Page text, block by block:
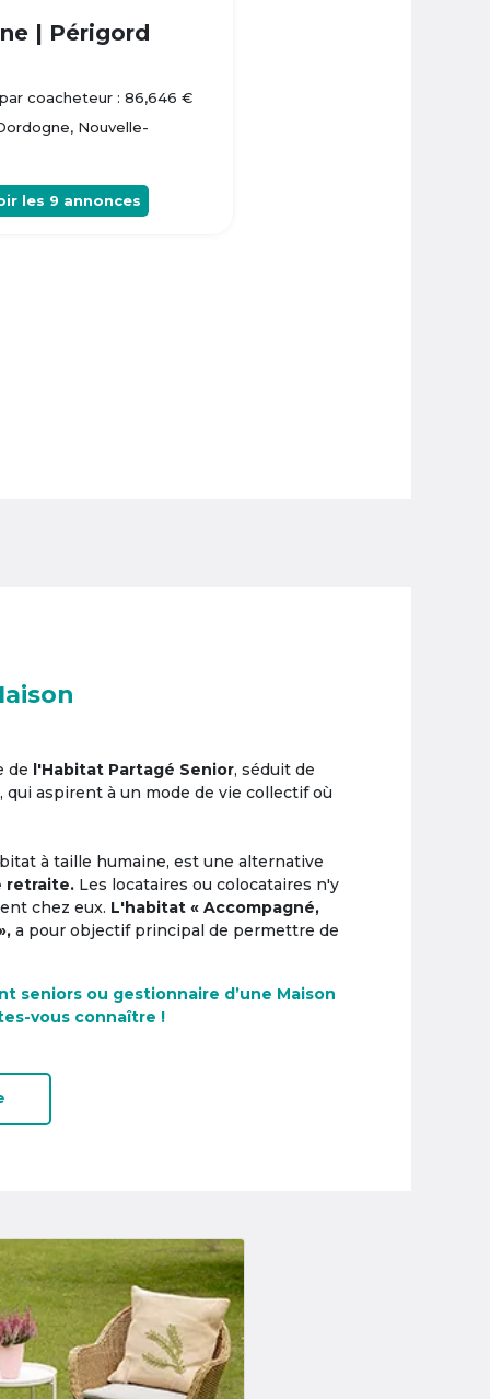
| Périgord
coacheteur : 86,646 €
Nouvelle-
les 9 annonces
de l'Habitat Partagé Senior, séduit de
aspirent à un mode de vie collectif où
à taille humaine, est une alternative
retraite. Les locataires ou colocataires n'y
chez eux. L'habitat « Accompagné,
a pour objectif principal de permettre de
seniors ou gestionnaire d’une Maison
vous connaître !